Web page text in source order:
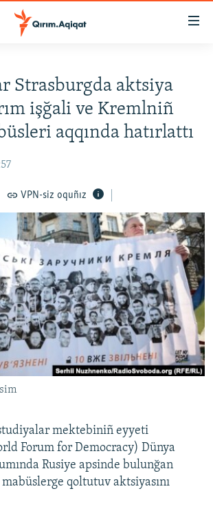
Strasburgda aktsiya
işğali ve Kremlniñ
aqqında hatırlattı
VPN-siz oquñız
mektebiniñ eyyeti
Forum for Democracy) Dünya
Rusiye apsinde bulunğan
qoltutuv aktsiyasını